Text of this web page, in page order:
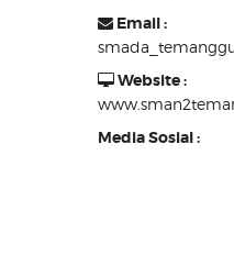
Email :
Website :
Media Sosial :